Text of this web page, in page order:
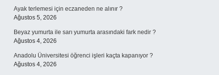
Ayak terlemesi için eczaneden ne alınır ?
Ağustos 5, 2026
Beyaz yumurta ile sarı yumurta arasındaki fark nedir ?
Ağustos 4, 2026
Anadolu Üniversitesi öğrenci işleri kaçta kapanıyor ?
Ağustos 4, 2026